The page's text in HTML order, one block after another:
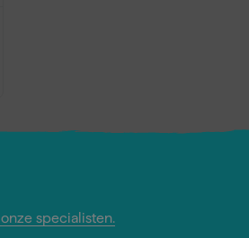
specialisten.